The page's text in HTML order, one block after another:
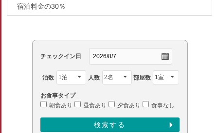
宿泊料金の30％
チェックイン日
泊数 人数 部屋数
お食事タイプ
朝食あり
昼食あり 夕食あり 食事なし